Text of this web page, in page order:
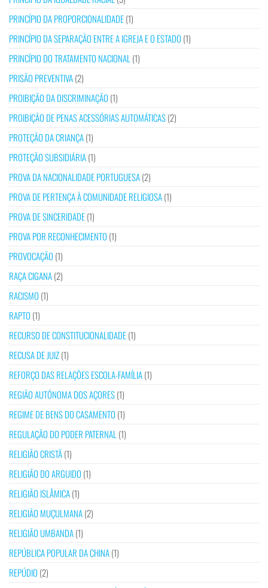
PRINCÍPIO DA PROPORCIONALIDADE(1)
PRINCÍPIO DA SEPARAÇÃO ENTRE A IGREJA E O ESTADO (1)
PRINCÍPIO DO TRATAMENTO NACIONAL (1)
PRISÃO PREVENTIVA(2)
PROIBIÇÃO DA DISCRIMINAÇÃO (1)
PROIBIÇÃO DE PENAS ACESSÓRIAS AUTOMÁTICAS(2)
PROTEÇÃO DA CRIANÇA(1)
PROTEÇÃO SUBSIDIÁRIA(1)
PROVA DA NACIONALIDADE PORTUGUESA(2)
PROVA DE PERTENÇA À COMUNIDADE RELIGIOSA(1)
PROVA DE SINCERIDADE(1)
PROVA POR RECONHECIMENTO (1)
PROVOCAÇÃO (1)
RAÇA CIGANA(2)
RACISMO (1)
RAPTO (1)
RECURSO DE CONSTITUCIONALIDADE(1)
RECUSA DE JUIZ(1)
REFORÇO DAS RELAÇÕES ESCOLA-FAMÍLIA(1)
REGIÃO AUTÓNOMA DOS AÇORES(1)
REGIME DE BENS DO CASAMENTO (1)
REGULAÇÃO DO PODER PATERNAL (1)
RELIGIÃO CRISTÃ(1)
RELIGIÃO DO ARGUIDO (1)
RELIGIÃO ISLÂMICA(1)
RELIGIÃO MUÇULMANA(2)
RELIGIÃO UMBANDA(1)
REPÚBLICA POPULAR DA CHINA(1)
REPÚDIO (2)